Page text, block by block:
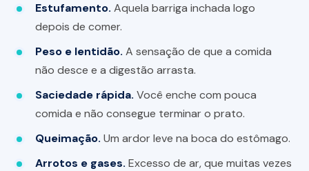
Estufamento. Aquela barriga inchada logo
depois de comer.
Peso e lentidão. A sensação de que a comida
não desce e a digestão arrasta.
Saciedade rápida. Você enche com pouca
comida e não consegue terminar o prato.
Queimação. Um ardor leve na boca do estômago.
Arrotos e gases. Excesso de ar, que muitas vezes